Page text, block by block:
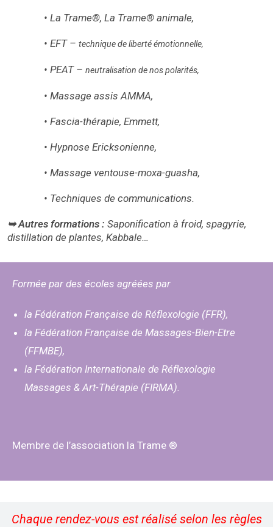
• La Trame®, La Trame® animale,
• EFT – technique de liberté émotionnelle,
• PEAT – neutralisation de nos polarités,
• Massage assis AMMA,
• Fascia-thérapie, Emmett,
• Hypnose Ericksonienne,
• Massage ventouse-moxa-guasha,
• Techniques de communications.
➥ Autres formations : Saponification à froid, spagyrie,
distillation de plantes, Kabbale…
Formée par des écoles agréées par
la Fédération Française de Réflexologie (FFR),
la Fédération Française de Massages-Bien-Etre
(FFMBE),
la Fédération Internationale de Réflexologie
Massages & Art-Thérapie (FIRMA).
Membre de l’association la Trame ®
Chaque rendez-vous est réalisé selon les règles